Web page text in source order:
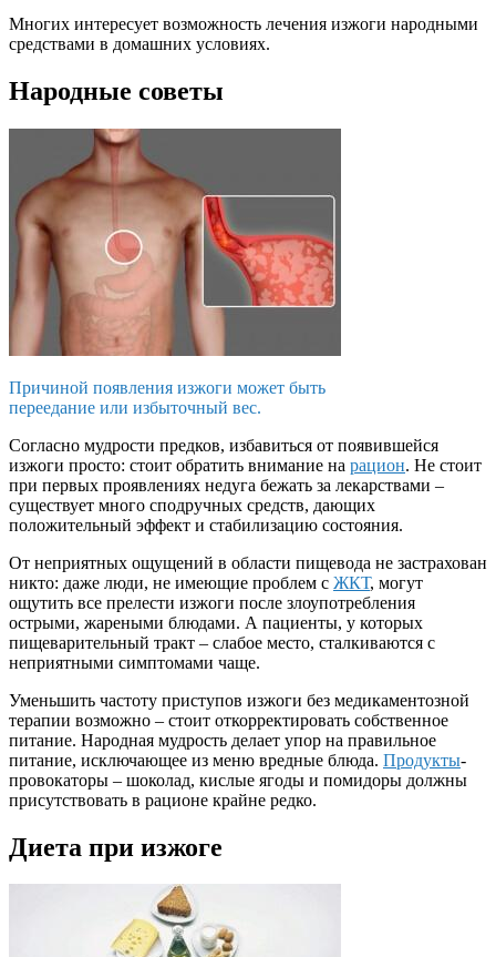
Многих интересует возможность лечения изжоги народными
средствами в домашних условиях.
Народные советы
Причиной появления изжоги может быть
переедание или избыточный вес.
Согласно мудрости предков, избавиться от появившейся
изжоги просто: стоит обратить внимание на рацион. Не стоит
при первых проявлениях недуга бежать за лекарствами –
существует много сподручных средств, дающих
положительный эффект и стабилизацию состояния.
От неприятных ощущений в области пищевода не застрахован
никто: даже люди, не имеющие проблем с ЖКТ, могут
ощутить все прелести изжоги после злоупотребления
острыми, жареными блюдами. А пациенты, у которых
пищеварительный тракт – слабое место, сталкиваются с
неприятными симптомами чаще.
Уменьшить частоту приступов изжоги без медикаментозной
терапии возможно – стоит откорректировать собственное
питание. Народная мудрость делает упор на правильное
питание, исключающее из меню вредные блюда. Продукты-
провокаторы – шоколад, кислые ягоды и помидоры должны
присутствовать в рационе крайне редко.
Диета при изжоге